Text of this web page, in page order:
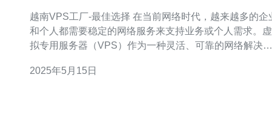
越南VPS工厂-最佳选择 在当前网络时代，越来越多的企业
和个人都需要稳定的网络服务来支持业务或个人需求。虚
拟专用服务器（VPS）作为一种灵活、可靠的网络解决方
越南VPS工厂被认为是最佳选择之一。 越南VPS工厂拥有
2025年5月15日